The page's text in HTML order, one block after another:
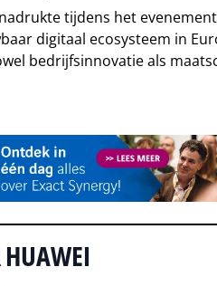
tijdens het
digitaal ecosysteem in
bedrijfsinnovatie als
HUAWEI